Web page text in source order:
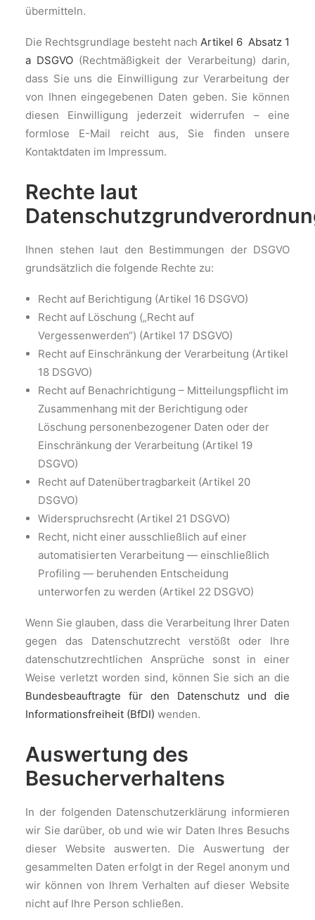
übermitteln.
Die Rechtsgrundlage besteht nach Artikel 6 Absatz 1
a DSGVO (Rechtmäßigkeit der Verarbeitung) darin,
dass Sie uns die Einwilligung zur Verarbeitung der
von Ihnen eingegebenen Daten geben. Sie können
diesen Einwilligung jederzeit widerrufen – eine
formlose E-Mail reicht aus, Sie finden unsere
Kontaktdaten im Impressum.
Rechte laut
Ihnen stehen laut den Bestimmungen der DSGVO
grundsätzlich die folgende Rechte zu:
Recht auf Berichtigung (Artikel 16 DSGVO)
Recht auf Löschung („Recht auf
Vergessenwerden“) (Artikel 17 DSGVO)
Recht auf Einschränkung der Verarbeitung (Artikel
18 DSGVO)
Recht auf Benachrichtigung – Mitteilungspflicht im
Zusammenhang mit der Berichtigung oder
Löschung personenbezogener Daten oder der
Einschränkung der Verarbeitung (Artikel 19
DSGVO)
Recht auf Datenübertragbarkeit (Artikel 20
DSGVO)
Widerspruchsrecht (Artikel 21 DSGVO)
Recht, nicht einer ausschließlich auf einer
automatisierten Verarbeitung — einschließlich
Profiling — beruhenden Entscheidung
unterworfen zu werden (Artikel 22 DSGVO)
Wenn Sie glauben, dass die Verarbeitung Ihrer Daten
gegen das Datenschutzrecht verstößt oder Ihre
datenschutzrechtlichen Ansprüche sonst in einer
Weise verletzt worden sind, können Sie sich an die
Bundesbeauftragte für den Datenschutz und die
Informationsfreiheit (BfDI) wenden.
Auswertung des
Besucherverhaltens
In der folgenden Datenschutzerklärung informieren
wir Sie darüber, ob und wie wir Daten Ihres Besuchs
dieser Website auswerten. Die Auswertung der
gesammelten Daten erfolgt in der Regel anonym und
wir können von Ihrem Verhalten auf dieser Website
nicht auf Ihre Person schließen.